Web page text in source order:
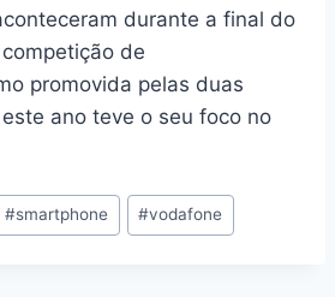
durante a final do
de
promovida pelas duas
ano teve o seu foco no
#smartphone #vodafone